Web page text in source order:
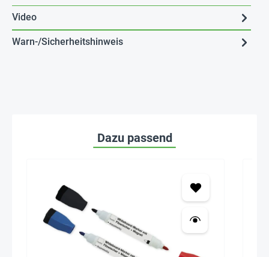
Video
Warn-/Sicherheitshinweis
Dazu passend